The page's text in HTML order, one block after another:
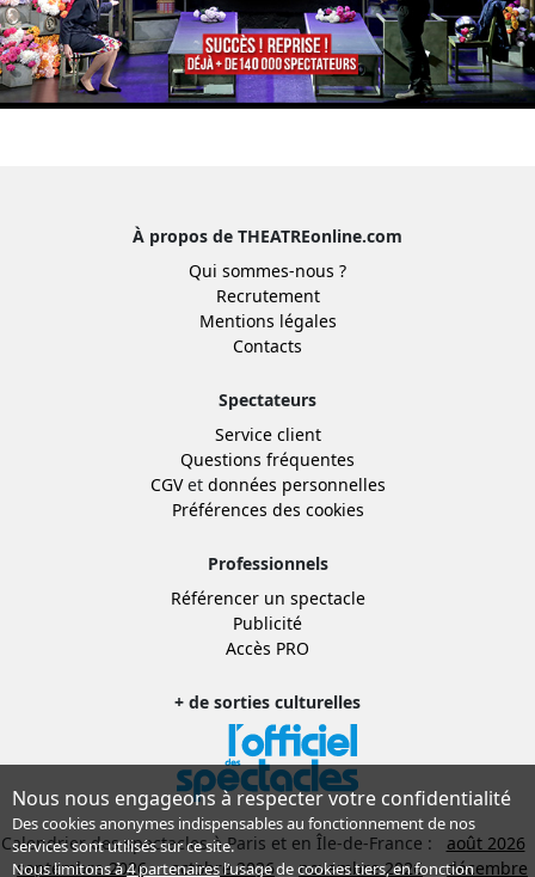
À propos de THEATREonline.com
Qui sommes-nous ?
Recrutement
Mentions légales
Contacts
Spectateurs
Service client
Questions fréquentes
CGVet données personnelles
Préférences des cookies
Professionnels
Référencer un spectacle
Publicité
Accès PRO
+ de sorties culturelles
Calendrier des spectacles à Paris et en Île-de-France :
août 2026
septembre 2026
octobre 2026 novembre 2026 décembre
Nous nous engageons à respecter votre confidentialité
Des cookies anonymes indispensables au fonctionnement de nos
services sont utilisés sur ce site.
Nous limitons à4 partenairesl’usage de cookies tiers, en fonction